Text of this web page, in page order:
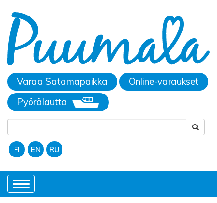
Varaa Satamapaikka
Online-varaukset
Pyörälautta
FI EN RU
Toggle
navigation